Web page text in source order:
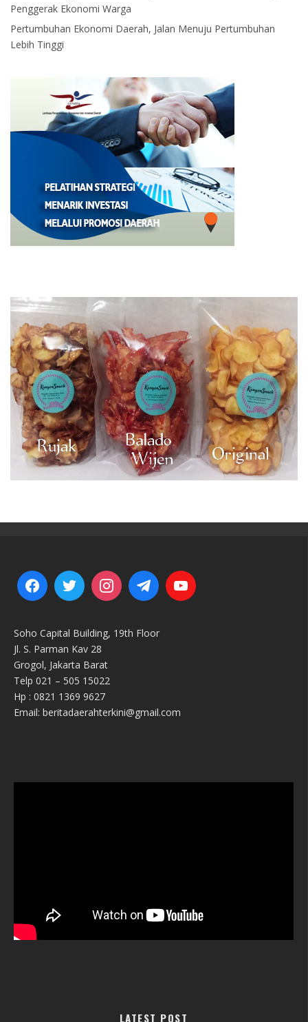
Penggerak Ekonomi Warga
Pertumbuhan Ekonomi Daerah, Jalan Menuju Pertumbuhan
Lebih Tinggi
Soho Capital Building, 19th Floor
Jl. S. Parman Kav 28
Grogol, Jakarta Barat
Telp 021 – 505 15022
Hp : 0821 1369 9627
Email: beritadaerahterkini@gmail.com
LATEST POST